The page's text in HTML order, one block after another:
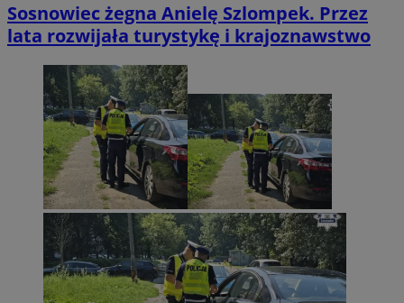
Sosnowiec żegna Anielę Szlompek. Przez
lata rozwijała turystykę i krajoznawstwo